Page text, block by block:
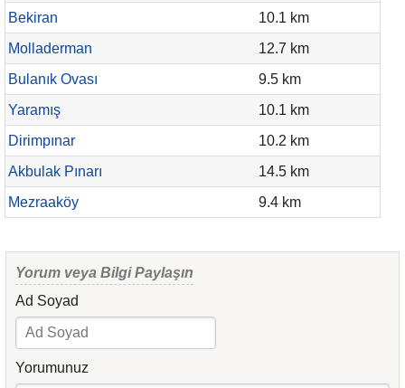
Bekiran
10.1 km
Molladerman
12.7 km
Bulanık Ovası
9.5 km
Yaramış
10.1 km
Dirimpınar
10.2 km
Akbulak Pınarı
14.5 km
Mezraaköy
9.4 km
Yorum veya Bilgi Paylaşın
Ad Soyad
Yorumunuz